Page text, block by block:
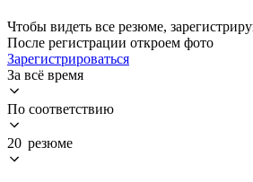
Чтобы видеть все резюме,
После регистрации откроем фото
Зарегистрироваться
За всё время
По соответствию
20 резюме